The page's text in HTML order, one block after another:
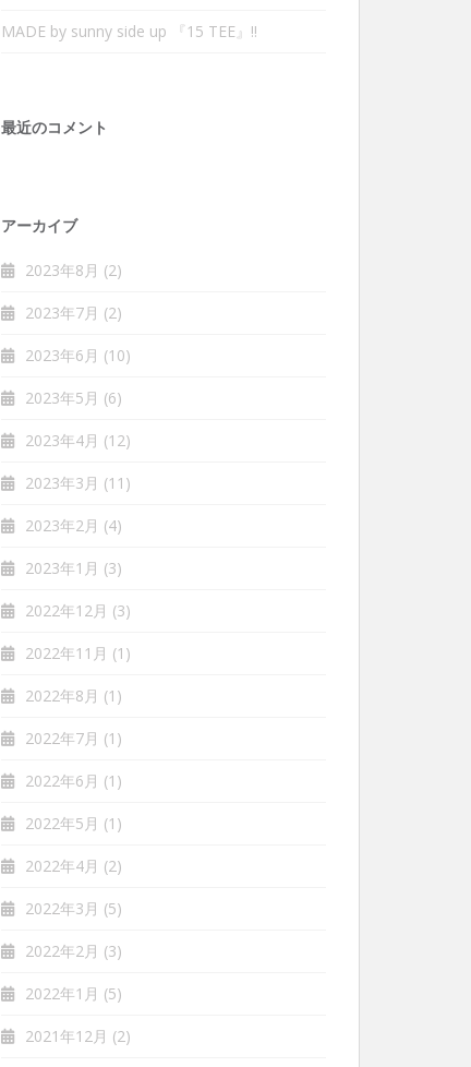
MADE by sunny side up 『15 TEE』‼︎
最近のコメント
アーカイブ
2023年8月 (2)
2023年7月 (2)
2023年6月 (10)
2023年5月 (6)
2023年4月 (12)
2023年3月 (11)
2023年2月 (4)
2023年1月 (3)
2022年12月 (3)
2022年11月 (1)
2022年8月 (1)
2022年7月 (1)
2022年6月 (1)
2022年5月 (1)
2022年4月 (2)
2022年3月 (5)
2022年2月 (3)
2022年1月 (5)
2021年12月 (2)